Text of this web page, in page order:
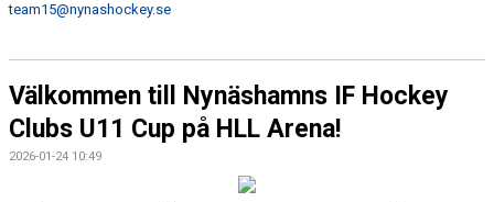
team15@nynashockey.se
Välkommen till Nynäshamns IF Hockey
Clubs U11 Cup på HLL Arena!
2026-01-24 10:49